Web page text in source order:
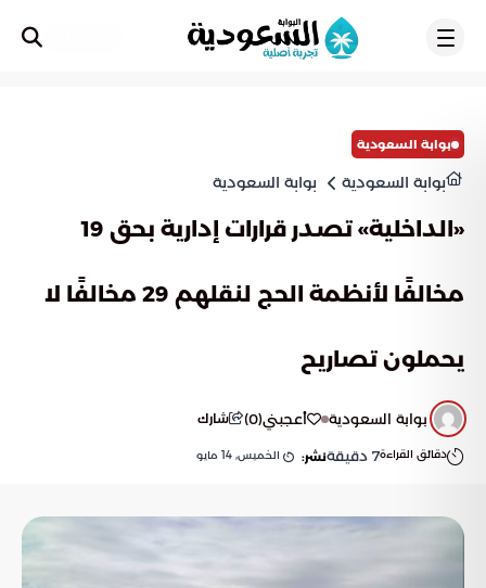
بوابة السعودية
بوابة السعودية بوابة السعودية
«الداخلية» تصدر قرارات إدارية بحق 19
مخالفًا لأنظمة الحج لنقلهم 29 مخالفًا لا
يحملون تصاريح
بوابة السعودية أعجبني(
0
) شارك
دقائق القراءة7 دقيقةنشر: الخميس, 14 مايو